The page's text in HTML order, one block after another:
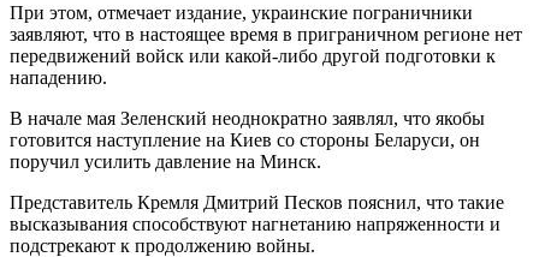
При этом, отмечает издание, украинские пограничники
заявляют, что в настоящее время в приграничном регионе нет
передвижений войск или какой-либо другой подготовки к
нападению.
В начале мая Зеленский неоднократно заявлял, что якобы
готовится наступление на Киев со стороны Беларуси, он
поручил усилить давление на Минск.
Представитель Кремля Дмитрий Песков пояснил, что такие
высказывания способствуют нагнетанию напряженности и
подстрекают к продолжению войны.